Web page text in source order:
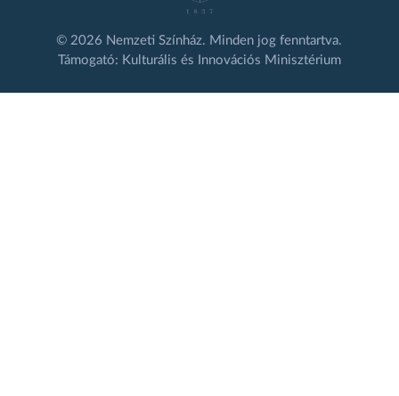
© 2026 Nemzeti Színház. Minden jog fenntartva.
Támogató: Kulturális és Innovációs Minisztérium